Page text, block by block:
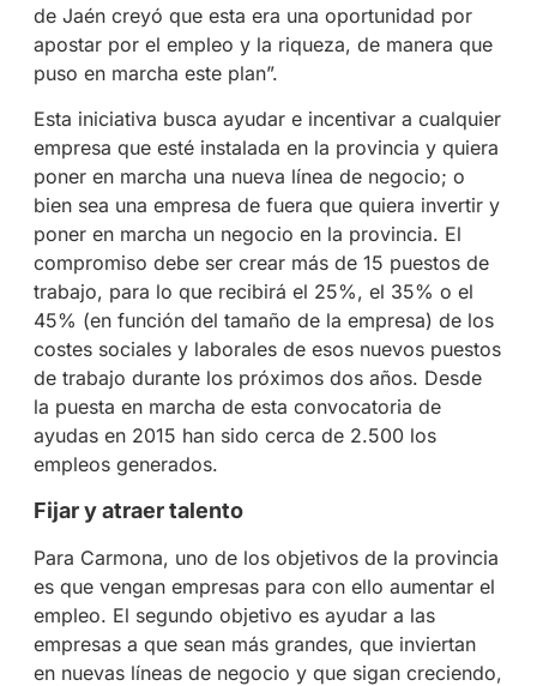
de Jaén creyó que esta era una oportunidad por
apostar por el empleo y la riqueza, de manera que
puso en marcha este plan”.
Esta iniciativa busca ayudar e incentivar a cualquier
empresa que esté instalada en la provincia y quiera
poner en marcha una nueva línea de negocio; o
bien sea una empresa de fuera que quiera invertir y
poner en marcha un negocio en la provincia. El
compromiso debe ser crear más de 15 puestos de
trabajo, para lo que recibirá el 25%, el 35% o el
45% (en función del tamaño de la empresa) de los
costes sociales y laborales de esos nuevos puestos
de trabajo durante los próximos dos años. Desde
la puesta en marcha de esta convocatoria de
ayudas en 2015 han sido cerca de 2.500 los
empleos generados.
Fijar y atraer talento
Para Carmona, uno de los objetivos de la provincia
es que vengan empresas para con ello aumentar el
empleo. El segundo objetivo es ayudar a las
empresas a que sean más grandes, que inviertan
en nuevas líneas de negocio y que sigan creciendo,